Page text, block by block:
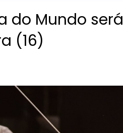
do Mundo será
(16)